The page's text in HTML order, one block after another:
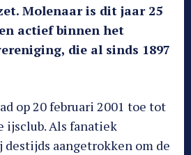
Molenaar is dit jaar 25
actief binnen het
die al sinds 1897
op 20 februari 2001 toe tot
ijsclub. Als fanatiek
destijds aangetrokken om de